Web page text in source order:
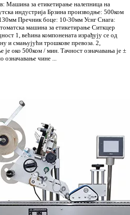
Машина за етикетирање налепница на
индустрија Брзина производње: 500ком
Пречник боце: 10-30мм Уснг Снага:
машина за етикетирање Ситкцер
1, већина компонената израђују се од
и смањујући трошкове превоза. 2,
је око 500ком / мин. Тачност означавања је ±
означавање чине ...